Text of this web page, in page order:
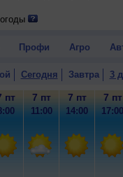
Профи Агро
Сегодня Завтра 3
пт 7 пт
11:00
7 пт
14:00
7 пт
17:00